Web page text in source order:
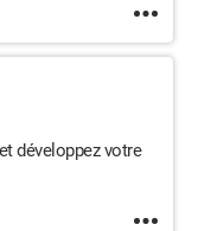
développez votre